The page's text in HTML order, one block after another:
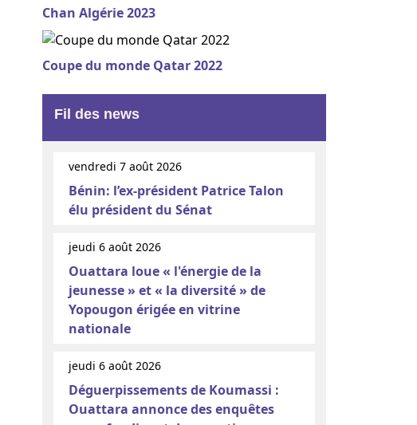
Chan Algérie 2023
Coupe du monde Qatar 2022
Fil des news
vendredi 7 août 2026
Bénin: l’ex-président Patrice Talon
élu président du Sénat
jeudi 6 août 2026
Ouattara loue « l'énergie de la
jeunesse » et « la diversité » de
Yopougon érigée en vitrine
nationale
jeudi 6 août 2026
Déguerpissements de Koumassi :
Ouattara annonce des enquêtes